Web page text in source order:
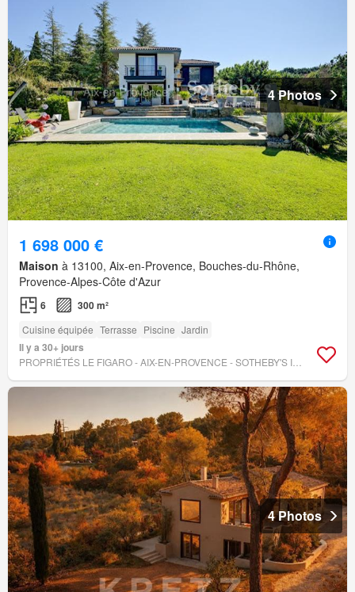
4 Photos
1 698 000 €
Maison à 13100, Aix-en-Provence, Bouches-du-Rhône,
Provence-Alpes-Côte d'Azur
6 300 m²
Cuisine équipée Terrasse Piscine Jardin
Il y a 30+ jours
4 Photos